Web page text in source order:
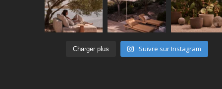
Charger plus Suivre sur Instagram